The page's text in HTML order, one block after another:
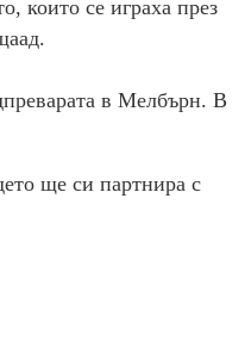
които се играха през
в Мелбърн. В
ще си партнира с